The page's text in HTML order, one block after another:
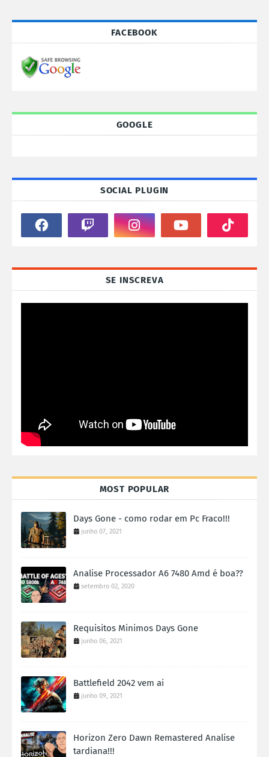
FACEBOOK
GOOGLE
SOCIAL PLUGIN
SE INSCREVA
MOST POPULAR
Days Gone - como rodar em Pc Fraco!!!
junho 07, 2021
Analise Processador A6 7480 Amd é boa??
setembro 02, 2020
Requisitos Minimos Days Gone
junho 06, 2021
Battlefield 2042 vem ai
junho 09, 2021
Horizon Zero Dawn Remastered Analise
tardiana!!!